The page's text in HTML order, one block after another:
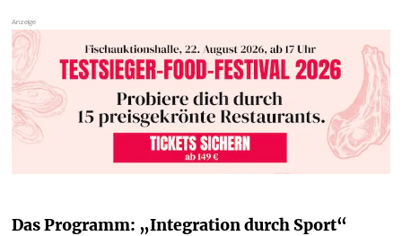
Das Programm: „Integration durch Sport“